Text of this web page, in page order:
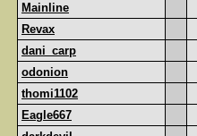
Mainline
Revax
dani_carp
odonion
thomi1102
Eagle667